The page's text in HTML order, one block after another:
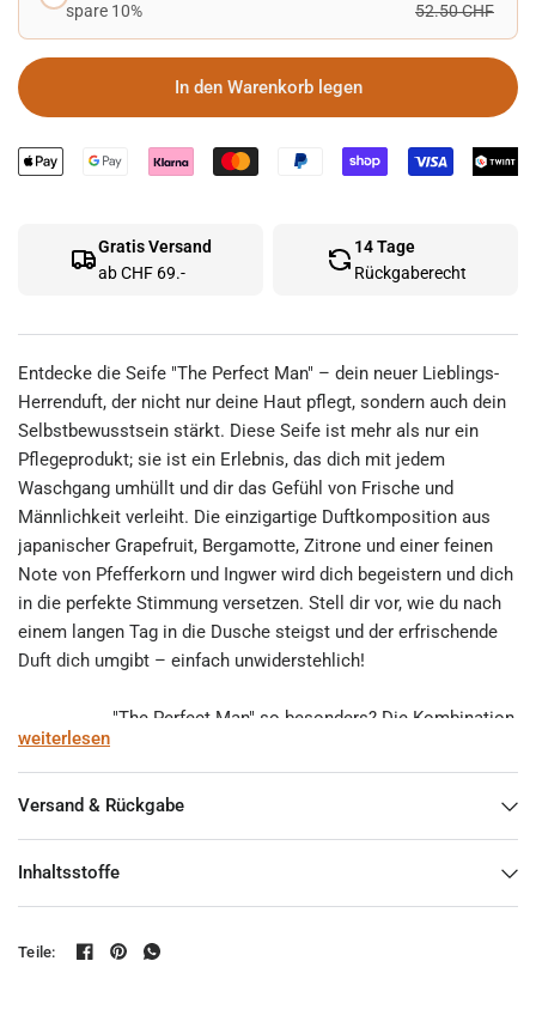
spare 10% 52.50 CHF
In den Warenkorb legen
Gratis Versand
ab CHF 69.-
14 Tage
Rückgaberecht
Entdecke die Seife "The Perfect Man" – dein neuer Lieblings-
Herrenduft, der nicht nur deine Haut pflegt, sondern auch dein
Selbstbewusstsein stärkt. Diese Seife ist mehr als nur ein
Pflegeprodukt; sie ist ein Erlebnis, das dich mit jedem
Waschgang umhüllt und dir das Gefühl von Frische und
Männlichkeit verleiht. Die einzigartige Duftkomposition aus
japanischer Grapefruit, Bergamotte, Zitrone und einer feinen
Note von Pfefferkorn und Ingwer wird dich begeistern und dich
in die perfekte Stimmung versetzen. Stell dir vor, wie du nach
einem langen Tag in die Dusche steigst und der erfrischende
Duft dich umgibt – einfach unwiderstehlich!
Was macht "The Perfect Man" so besonders? Die Kombination
aus hochwertigen, natürlichen Inhaltsstoffen sorgt für eine
intensive Pflege deiner Haut. Angereichert mit Babassuöl,
Jojobaöl, Sheabutter, Olivenöl, Rizinusöl und Mandelöl in
sportlich frischen Duft, sondern auch die nötige Feuchtigkeit
reinigt und gleichzeitig pflegt. Deine Haut wird es dir danken!
weiterlesen
Versand & Rückgabe
Inhaltsstoffe
Teile: